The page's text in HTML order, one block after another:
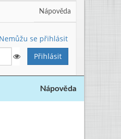
Nápověda
Nemůžu se přihlásit
Nápověda